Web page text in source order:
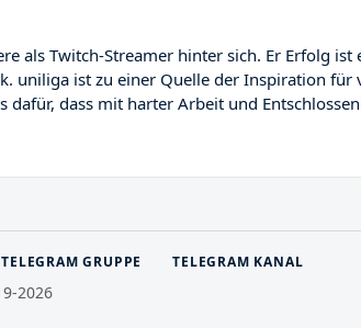
als Twitch-Streamer hinter sich. Er Erfolg ist
uniliga ist zu einer Quelle der Inspiration für
dafür, dass mit harter Arbeit und
TELEGRAM GRUPPE TELEGRAM KANAL
2026